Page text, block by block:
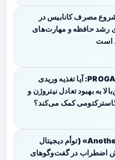
مصرف کانابیس در
رشد حافظه و مهارت‌های
است
طرح‌آزمایی PROGAIN: آیا تغذیه وریدی
به بهبود تعادل نیتروژن و
گاسترکتومی کمک می‌کند؟
فناوری «Another Me» (توأم دیجیتال
اضطراب در گفت‌وگوهای